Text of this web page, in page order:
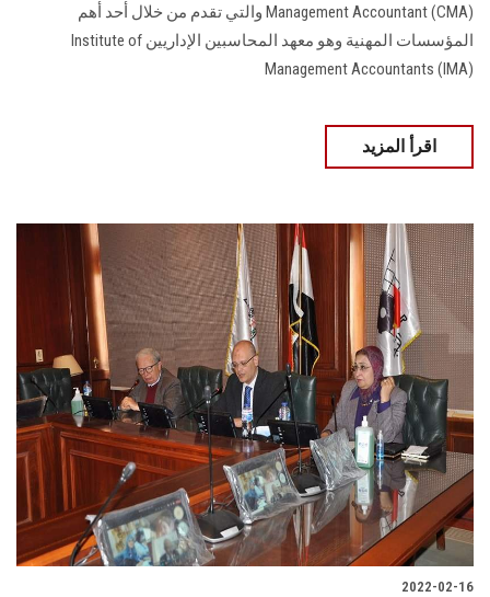
Management Accountant (CMA) والتي تقدم من خلال أحد أهم
المؤسسات المهنية وهو معهد المحاسبين الإداريين Institute of
Management Accountants (IMA)
اقرأ المزيد
2022-02-16